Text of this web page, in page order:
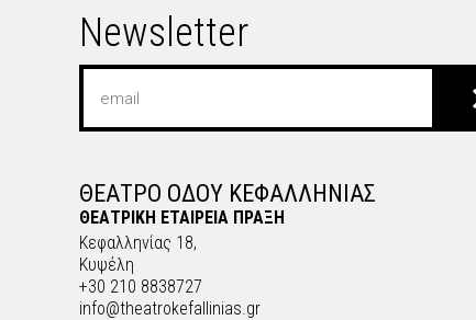
Newsletter
ΘΕΑΤΡΟ ΟΔΟΥ ΚΕΦΑΛΛΗΝΙΑΣ
ΘΕΑΤΡΙΚΗ ΕΤΑΙΡΕΙΑ ΠΡΑΞΗ
Κεφαλληνίας 18,
Κυψέλη
+30 210 8838727
info@theatrokefallinias.gr